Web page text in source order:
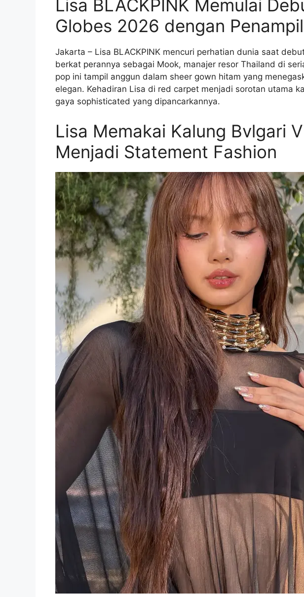
Lisa BLACKPINK Memulai
Globes 2026 dengan
Jakarta – Lisa BLACKPINK mencuri perhatian dunia saat
berkat perannya sebagai Mook, manajer resor Thailand di
pop ini tampil anggun dalam sheer gown hitam yang
elegan. Kehadiran Lisa di red carpet menjadi sorotan utama
gaya sophisticated yang dipancarkannya.
Lisa Memakai Kalung Bvlgari
Menjadi Statement Fashion